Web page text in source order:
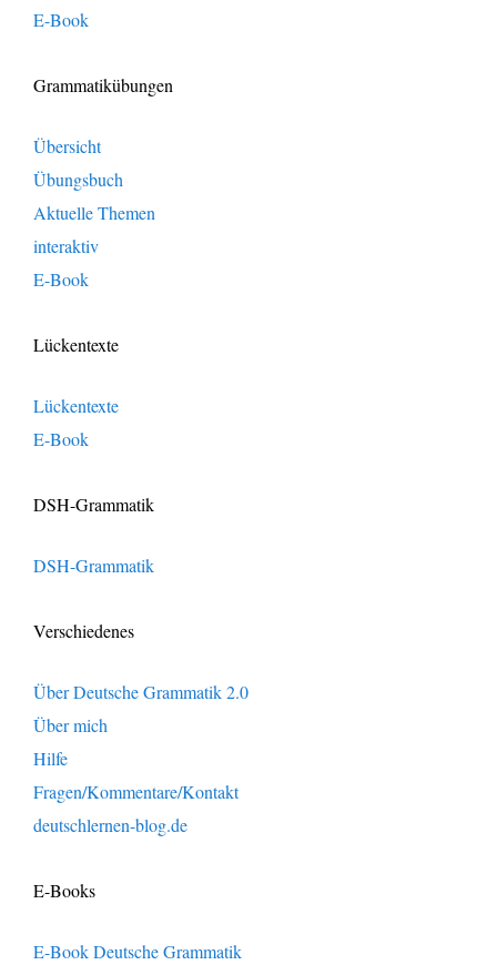
E-Book
Grammatikübungen
Übersicht
Übungsbuch
Aktuelle Themen
interaktiv
E-Book
Lückentexte
Lückentexte
E-Book
DSH-Grammatik
DSH-Grammatik
Verschiedenes
Über Deutsche Grammatik 2.0
Über mich
Hilfe
Fragen/Kommentare/Kontakt
deutschlernen-blog.de
E-Books
E-Book Deutsche Grammatik